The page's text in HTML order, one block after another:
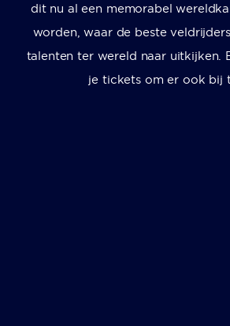
dit nu al een memorabel
worden, waar de beste
talenten ter wereld naar uitkijken.
je tickets om er ook bij